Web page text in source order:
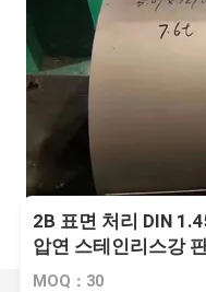
2B 표면 처리 DIN
압연 스테인리스강
MOQ：30